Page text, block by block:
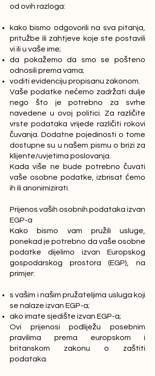
od ovih razloga:
kako bismo odgovorili na sva pitanja,
pritužbe ili zahtjeve koje ste postavili
vi ili u vaše ime;
da pokažemo da smo se pošteno
odnosili prema vama;
voditi evidenciju propisanu zakonom.
Vaše podatke nećemo zadržati dulje
nego što je potrebno za svrhe
navedene u ovoj politici. Za različite
vrste podataka vrijede različiti rokovi
čuvanja. Dodatne pojedinosti o tome
dostupne su u našem pismu o brizi za
klijente/uvjetima poslovanja.
Kada više ne bude potrebno čuvati
vaše osobne podatke, izbrisat ćemo
ih ili anonimizirati.
Prijenos vaših osobnih podataka izvan
EGP-a
Kako bismo vam pružili usluge,
ponekad je potrebno da vaše osobne
podatke dijelimo izvan Europskog
gospodarskog prostora (EGP), na
primjer:
s vašim i našim pružateljima usluga koji
se nalaze izvan EGP-a;
ako imate sjedište izvan EGP-a;
Ovi prijenosi podliježu posebnim
pravilima prema europskom i
britanskom zakonu o zaštiti
podataka.